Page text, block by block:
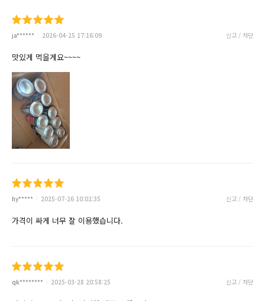
ja****** 2026-04-25 17:16:09 신고 / 차단
맛있게 먹을게요~~~~
hy***** 2025-07-26 10:02:35 신고 / 차단
가격이 싸게 너무 잘 이용했습니다.
qk******** 2025-03-28 20:58:25 신고 / 차단